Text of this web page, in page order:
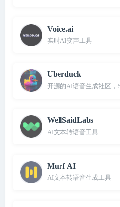
Voice.ai
实时AI变声工具
Uberduck
开源的AI语音生成社区，
WellSaidLabs
AI文本转语音工具
Murf AI
AI文本转语音生成工具